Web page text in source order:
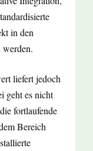
in den
liefert jedoch
geht es nicht
fortlaufende
Bereich